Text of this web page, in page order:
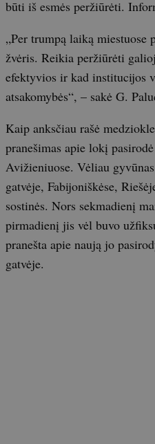
būti iš esmės peržiūrėti.
„Per trumpą laiką miestuose
žvėris. Reikia peržiūrėti
efektyvios ir kad institucijos
atsakomybės“, – sakė G.
Kaip anksčiau rašė
pranešimas apie lokį
Avižieniuose. Vėliau
gatvėje, Fabijoniškėse,
sostinės. Nors sekmadienį
pirmadienį jis vėl buvo
pranešta apie naują jo
gatvėje.